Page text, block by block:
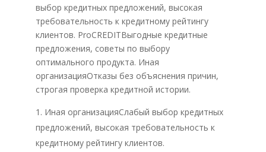
выбор кредитных предложений, высокая
требовательность к кредитному рейтингу
клиентов. ProCREDITВыгодные кредитные
предложения, советы по выбору
оптимального продукта. Иная
организацияОтказы без объяснения причин,
строгая проверка кредитной истории.
Иная организацияСлабый выбор кредитных
предложений, высокая требовательность к
кредитному рейтингу клиентов.